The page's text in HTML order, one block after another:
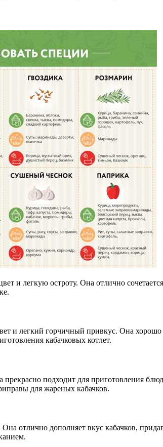
и легкую остроту. Она отлично
и легкий горчичный привкус. Она
кабачковых котлет.
подходит для приготовления
для жареных кабачков.
отлично дополняет вкус кабачков,